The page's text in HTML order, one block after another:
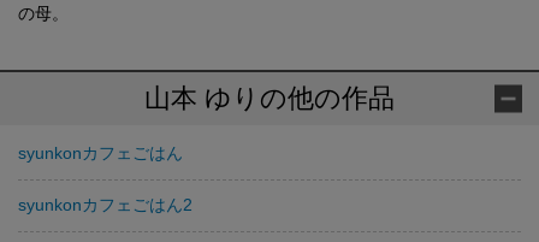
の母。
山本 ゆりの他の作品
syunkonカフェごはん
syunkonカフェごはん2